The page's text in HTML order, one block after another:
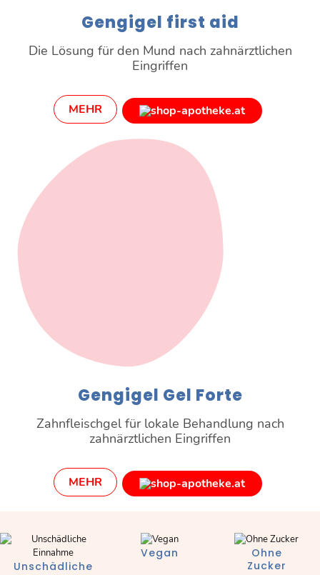
Gengigel first aid
Die Lösung für den Mund nach zahnärztlichen
Eingriffen
MEHR
Gengigel Gel Forte
Zahnfleischgel für lokale Behandlung nach
zahnärztlichen Eingriffen
MEHR
Unschädliche
Vegan
Ohne
Zucker